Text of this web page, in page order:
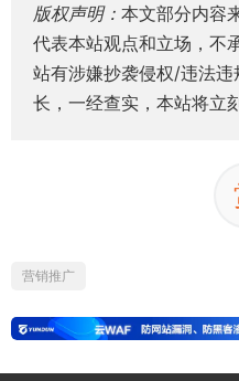
版权声明： 本文部分内容
代表本站观点和立场，不
站有涉嫌抄袭侵权/违法
长，一经查实，本站将立
营销推广